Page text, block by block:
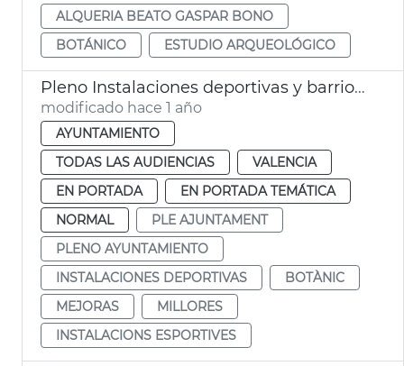
ALQUERIA BEATO GASPAR BONO
BOTÁNICO
ESTUDIO ARQUEOLÓGICO
Pleno Instalaciones deportivas y barrio Botánico
modificado hace 1 año
AYUNTAMIENTO
TODAS LAS AUDIENCIAS
VALENCIA
EN PORTADA
EN PORTADA TEMÁTICA
NORMAL
PLE AJUNTAMENT
PLENO AYUNTAMIENTO
INSTALACIONES DEPORTIVAS
BOTÀNIC
MEJORAS
MILLORES
INSTALACIONS ESPORTIVES